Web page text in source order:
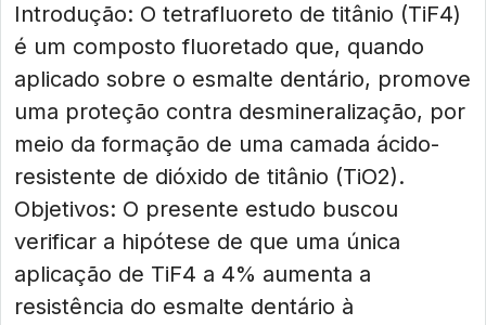
Introdução: O tetrafluoreto de titânio (TiF4)
é um composto fluoretado que, quando
aplicado sobre o esmalte dentário, promove
uma proteção contra desmineralização, por
meio da formação de uma camada ácido-
resistente de dióxido de titânio (TiO2).
Objetivos: O presente estudo buscou
verificar a hipótese de que uma única
aplicação de TiF4 a 4% aumenta a
resistência do esmalte dentário à